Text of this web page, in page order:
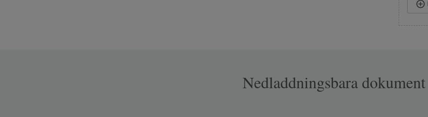
100% FtalatfriNedladdningsbara dokument